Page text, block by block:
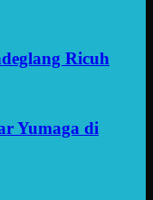
Ricuh
Yumaga di